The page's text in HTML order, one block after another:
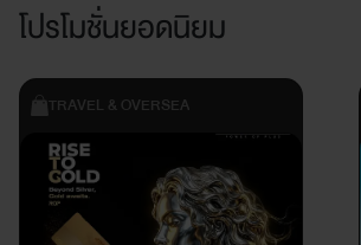
โปรโมชั่นยอดนิยม
TRAVEL & OVERSEA